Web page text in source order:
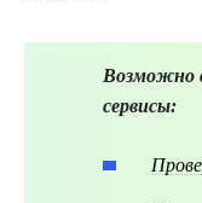
Возможно
сервисы: